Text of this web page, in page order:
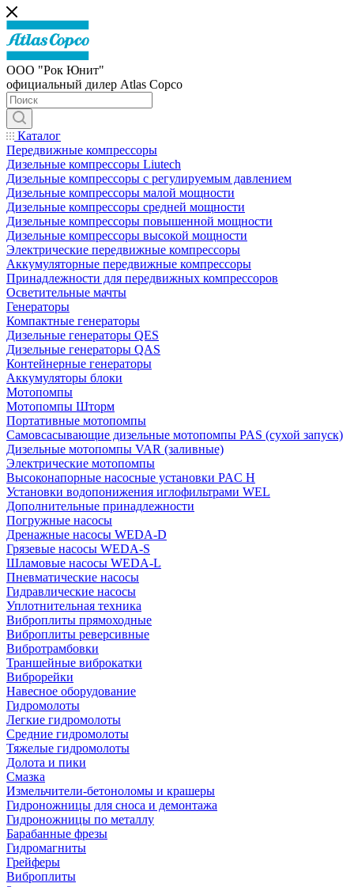
ООО "Рок Юнит"
официальный дилер Atlas Copco
Каталог
Передвижные компрессоры
Дизельные компрессоры Liutech
Дизельные компрессоры с регулируемым давлением
Дизельные компрессоры малой мощности
Дизельные компрессоры средней мощности
Дизельные компрессоры повышенной мощности
Дизельные компрессоры высокой мощности
Электрические передвижные компрессоры
Аккумуляторные передвижные компрессоры
Принадлежности для передвижных компрессоров
Осветительные мачты
Генераторы
Компактные генераторы
Дизельные генераторы QES
Дизельные генераторы QAS
Контейнерные генераторы
Аккумуляторы блоки
Мотопомпы
Мотопомпы Шторм
Портативные мотопомпы
Самовсасывающие дизельные мотопомпы PAS (сухой запуск)
Дизельные мотопомпы VAR (заливные)
Электрические мотопомпы
Высоконапорные насосные установки PAC H
Установки водопонижения иглофильтрами WEL
Дополнительные принадлежности
Погружные насосы
Дренажные насосы WEDA-D
Грязевые насосы WEDA-S
Шламовые насосы WEDA-L
Пневматические насосы
Гидравлические насосы
Уплотнительная техника
Виброплиты прямоходные
Виброплиты реверсивные
Вибротрамбовки
Траншейные виброкатки
Виброрейки
Навесное оборудование
Гидромолоты
Легкие гидромолоты
Средние гидромолоты
Тяжелые гидромолоты
Долота и пики
Смазка
Измельчители-бетоноломы и крашеры
Гидроножницы для сноса и демонтажа
Гидроножницы по металлу
Барабанные фрезы
Гидромагниты
Грейферы
Виброплиты